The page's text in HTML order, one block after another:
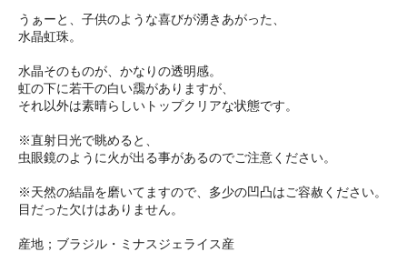
うぁーと、子供のような喜びが湧きあがった、
水晶虹珠。
水晶そのものが、かなりの透明感。
虹の下に若干の白い靄がありますが、
それ以外は素晴らしいトップクリアな状態です。
※直射日光で眺めると、
虫眼鏡のように火が出る事があるのでご注意ください。
※天然の結晶を磨いてますので、多少の凹凸はご容赦ください。
目だった欠けはありません。
産地；ブラジル・ミナスジェライス産